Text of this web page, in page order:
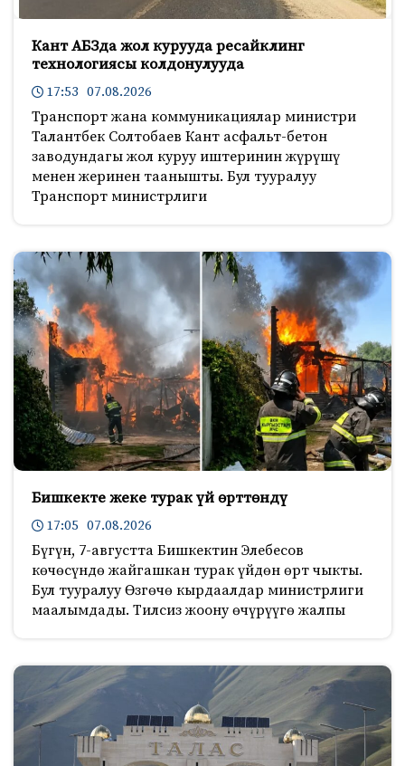
Кант АБЗда жол курууда ресайклинг
технологиясы колдонулууда
17:53 07.08.2026
Транспорт жана коммуникациялар министри
Талантбек Солтобаев Кант асфальт-бетон
заводундагы жол куруу иштеринин жүрүшү
менен жеринен таанышты. Бул тууралуу
Транспорт министрлиги
Бишкекте жеке турак үй өрттөндү
17:05 07.08.2026
Бүгүн, 7-августта Бишкектин Элебесов
көчөсүндө жайгашкан турак үйдөн өрт чыкты.
Бул тууралуу Өзгөчө кырдаалдар министрлиги
маалымдады. Тилсиз жоону өчүрүүгө жалпы